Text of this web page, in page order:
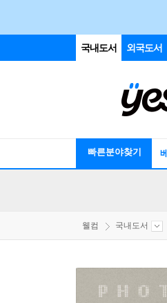
국내도서 외국도서
빠른분야찾기
웰컴 국내도서